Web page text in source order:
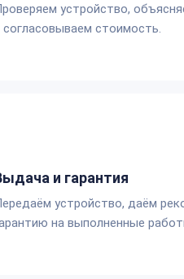
устройство,
согласовываем стоимость.
и гарантия
устройство, даём
на выполненные